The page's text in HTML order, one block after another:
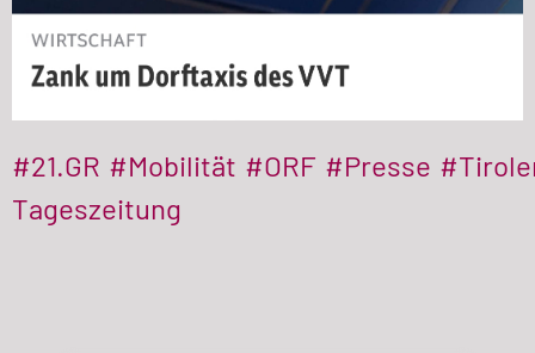
#21.GR #Mobilität #ORF #Presse
Tageszeitung